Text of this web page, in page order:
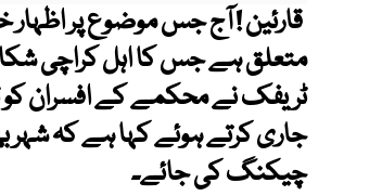
قارئین ! آج جس موضوع پر
متعلق ہے جس کا اہل کراچی
ٹریفک نے محکمے کے افسران
جاری کرتے ہوئے کہا ہے کہ شہر
چیکنگ کی جائے۔